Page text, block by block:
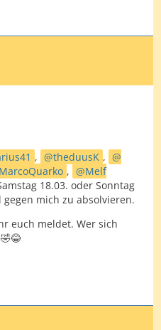
, theduusK ,
MarcoQuarko ,
Melf
18.03. oder Sonntag
gegen mich zu absolvieren.
euch meldet. Wer sich